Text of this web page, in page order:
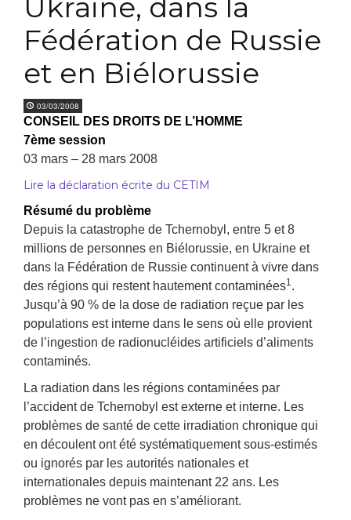
Ukraine, dans la
Fédération de Russie
et en Biélorussie
03/03/2008
CONSEIL DES DROITS DE L’HOMME
7ème session
03 mars – 28 mars 2008
Lire la déclaration écrite du CETIM
Résumé du problème
Depuis la catastrophe de Tchernobyl, entre 5 et 8
millions de personnes en Biélorussie, en Ukraine et
dans la Fédération de Russie continuent à vivre dans
des régions qui restent hautement contaminées1.
Jusqu’à 90 % de la dose de radiation reçue par les
populations est interne dans le sens où elle provient
de l’ingestion de radionucléides artificiels d’aliments
contaminés.
La radiation dans les régions contaminées par
l’accident de Tchernobyl est externe et interne. Les
problèmes de santé de cette irradiation chronique qui
en découlent ont été systématiquement sous-estimés
ou ignorés par les autorités nationales et
internationales depuis maintenant 22 ans. Les
problèmes ne vont pas en s’améliorant.